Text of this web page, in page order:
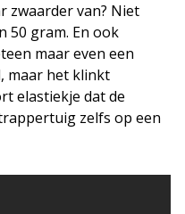
zwaarder van? Niet
50 gram. En ook
maar even een
maar het klinkt
elastiekje dat de
zelfs op een